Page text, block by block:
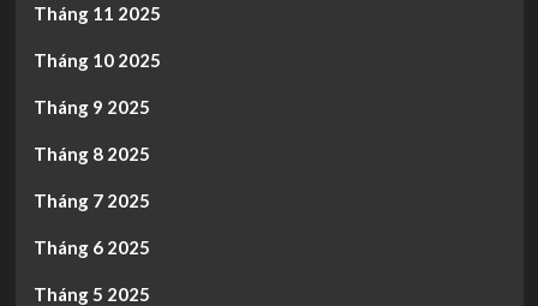
Tháng 11 2025
Tháng 10 2025
Tháng 9 2025
Tháng 8 2025
Tháng 7 2025
Tháng 6 2025
Tháng 5 2025